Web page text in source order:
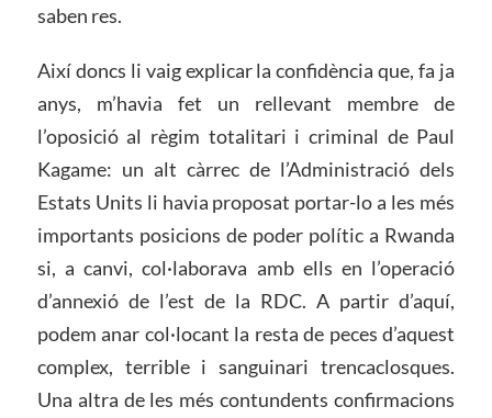
saben res.
Així doncs li vaig explicar la confidència que, fa ja
anys, m’havia fet un rellevant membre de
l’oposició al règim totalitari i criminal de Paul
Kagame: un alt càrrec de l’Administració dels
Estats Units li havia proposat portar-lo a les més
importants posicions de poder polític a Rwanda
si, a canvi, col·laborava amb ells en l’operació
d’annexió de l’est de la RDC. A partir d’aquí,
podem anar col·locant la resta de peces d’aquest
complex, terrible i sanguinari trencaclosques.
Una altra de les més contundents confirmacions